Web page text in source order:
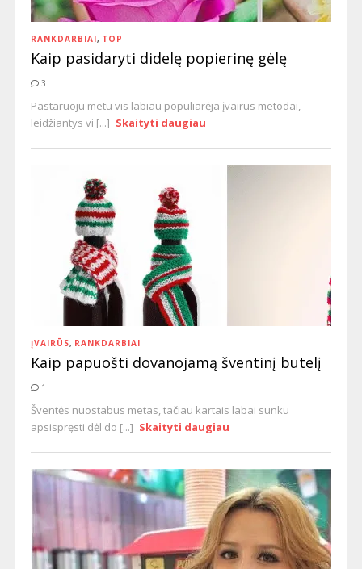
RANKDARBIAI, TOP
Kaip pasidaryti didelę popierinę gėlę
3
Pastaruoju metu vis labiau populiarėja įvairūs metodai,
leidžiantys vi [...] Skaityti daugiau
ĮVAIRŪS, RANKDARBIAI
Kaip papuošti dovanojamą šventinį butelį
1
Šventės nuostabus metas, tačiau kartais labai sunku
apsispręsti dėl do [...] Skaityti daugiau